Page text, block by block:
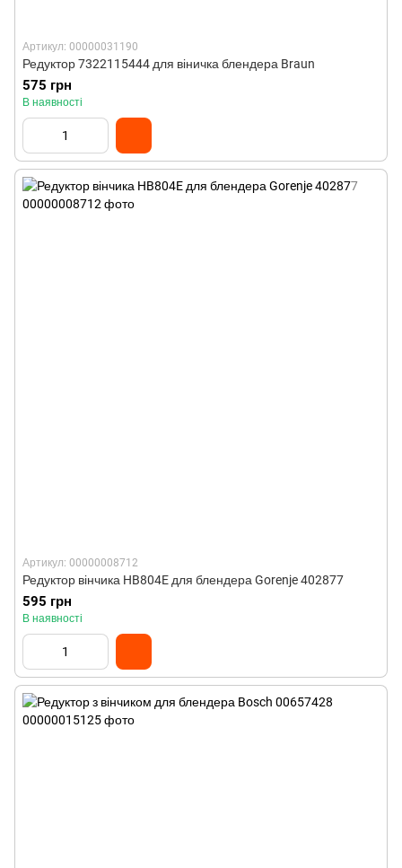
Артикул: 00000031190
Редуктор 7322115444 для віничка блендера Braun
575 грн
В наявності
Артикул: 00000008712
Редуктор вінчика HB804E для блендера Gorenje 402877
595 грн
В наявності